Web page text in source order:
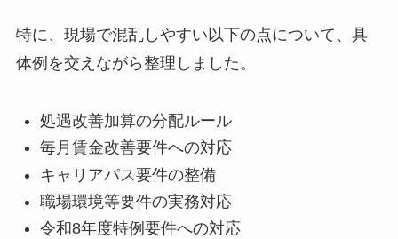
特に、現場で混乱しやすい以下の点について、具
体例を交えながら整理しました。
処遇改善加算の分配ルール
毎月賃金改善要件への対応
キャリアパス要件の整備
職場環境等要件の実務対応
令和8年度特例要件への対応